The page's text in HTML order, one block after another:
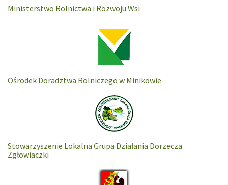
Ministerstwo Rolnictwa i Rozwoju Wsi
Ośrodek Doradztwa Rolniczego w Minikowie
Stowarzyszenie Lokalna Grupa Działania Dorzecza
Zgłowiaczki